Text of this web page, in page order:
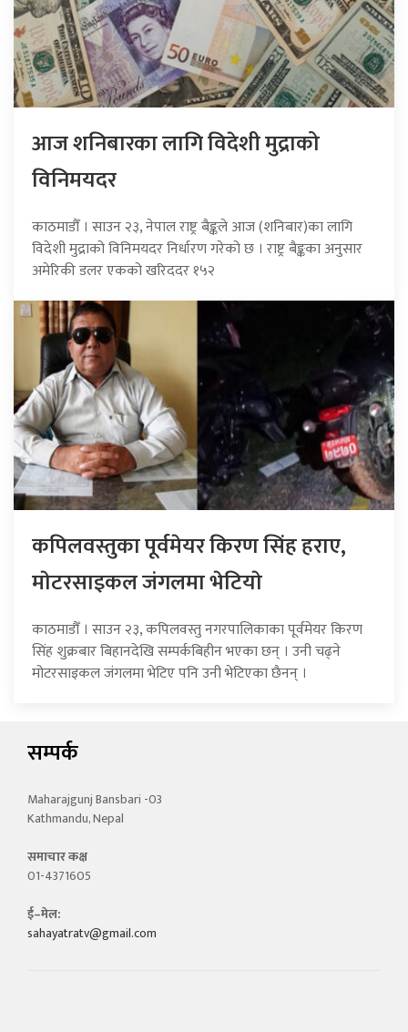
आज शनिबारका लागि विदेशी मुद्राको
विनिमयदर
काठमाडौँ । साउन २३, नेपाल राष्ट्र बैङ्कले आज (शनिबार)का लागि
विदेशी मुद्राको विनिमयदर निर्धारण गरेको छ । राष्ट्र बैङ्कका अनुसार
अमेरिकी डलर एकको खरिददर १५२
कपिलवस्तुका पूर्वमेयर किरण सिंह हराए,
माेटरसाइकल जंगलमा भेटियाे
काठमाडौँ । साउन २३, कपिलवस्तु नगरपालिकाका पूर्वमेयर किरण
सिंह शुक्रबार बिहानदेखि सम्पर्कबिहीन भएका छन् । उनी चढ्ने
मोटरसाइकल जंगलमा भेटिए पनि उनी भेटिएका छैनन् ।
सम्पर्क
Maharajgunj Bansbari -03
Kathmandu, Nepal
समाचार कक्ष
01-4371605
ई–मेल:
sahayatratv@gmail.com